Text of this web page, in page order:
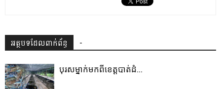
អត្ថបទដែលពាក់ព័ន្ធ -
បុរសម្នាក់មកពីខេត្តបាត់ដំ...